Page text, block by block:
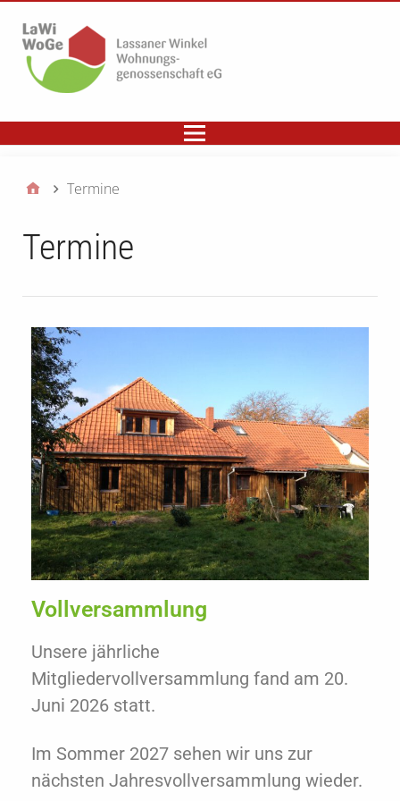
Termine
Termine
Vollversammlung
Unsere jährliche
Mitgliedervollversammlung fand am 20.
Juni 2026 statt.
Im Sommer 2027 sehen wir uns zur
nächsten Jahresvollversammlung wieder.